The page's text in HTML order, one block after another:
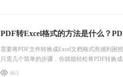
PDF转Excel格式的方法是什么？
需要将PDF文件转换成Excel文档格式而感到
只需几个简单的步骤，你就能轻松将PDF转换
方法都能帮助你节省大量时间和精力。不再为
463